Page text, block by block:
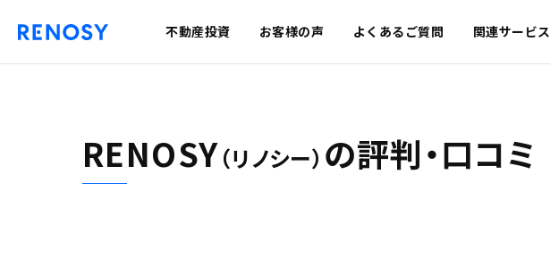
不動産投資 お客様の声 よくあるご質問 関連サービス
RENOSY（リノシー） の評判・口コミ